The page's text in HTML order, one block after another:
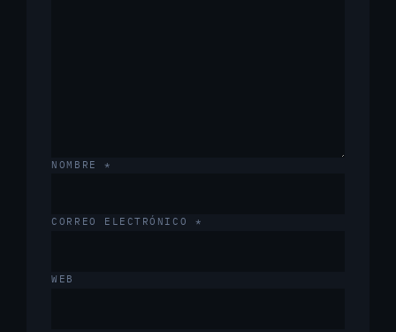
NOMBRE*
CORREO ELECTRÓNICO *
WEB